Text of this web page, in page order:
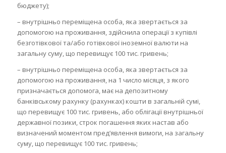
бюджету);
– внутрішньо переміщена особа, яка звертається за
допомогою на проживання, здійснила операції з купівлі
безготівкової та/або готівкової іноземної валюти на
загальну суму, що перевищує 100 тис. гривень;
– внутрішньо переміщена особа, яка звертається за
допомогою на проживання, на 1 число місяця, з якого
призначається допомога, має на депозитному
банківському рахунку (рахунках) кошти в загальній сумі,
що перевищує 100 тис. гривень, або облігації внутрішньої
державної позики, строк погашення яких настав або
визначений моментом пред’явлення вимоги, на загальну
суму, що перевищує 100 тис. гривень;